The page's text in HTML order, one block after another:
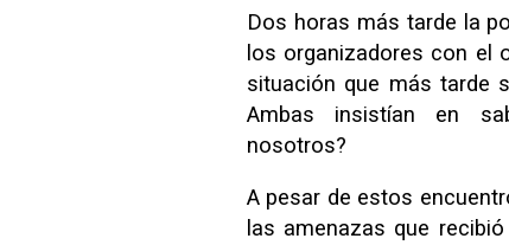
Dos horas más tarde la
los organizadores con el
situación que más tarde
Ambas insistían en
nosotros?
A pesar de estos
las amenazas que